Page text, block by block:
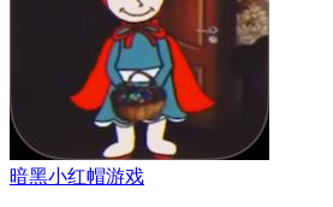
暗黑小红帽游戏